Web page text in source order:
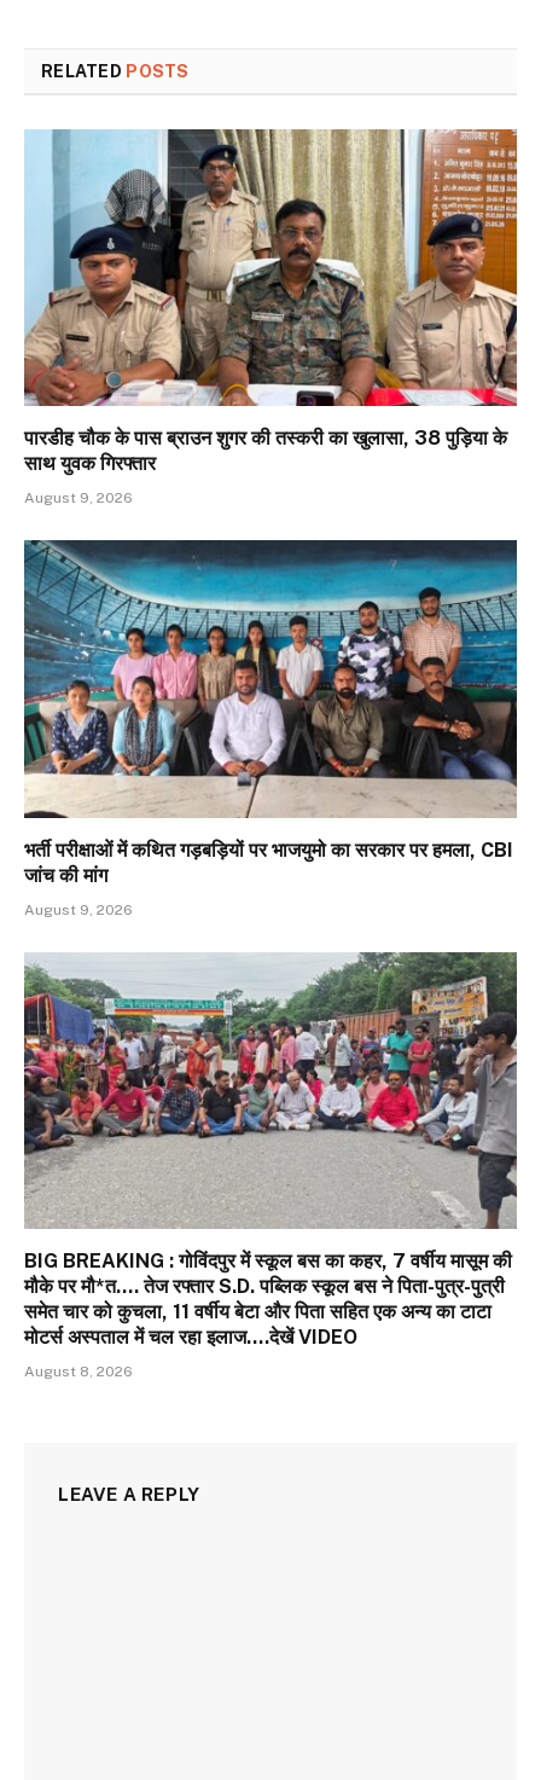
RELATED POSTS
पारडीह चौक के पास ब्राउन शुगर की तस्करी का खुलासा, 38 पुड़िया के
साथ युवक गिरफ्तार
August 9, 2026
भर्ती परीक्षाओं में कथित गड़बड़ियों पर भाजयुमो का सरकार पर हमला, CBI
जांच की मांग
August 9, 2026
BIG BREAKING : गोविंदपुर में स्कूल बस का कहर, 7 वर्षीय मासूम की
मौके पर मौ*त…. तेज रफ्तार S.D. पब्लिक स्कूल बस ने पिता-पुत्र-पुत्री
समेत चार को कुचला, 11 वर्षीय बेटा और पिता सहित एक अन्य का टाटा
मोटर्स अस्पताल में चल रहा इलाज….देखें VIDEO
August 8, 2026
LEAVE A REPLY